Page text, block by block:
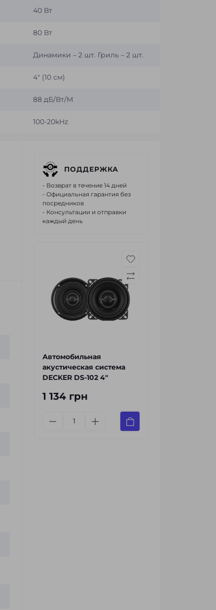
40 Вт
80 Вт
Динамики – 2 шт. Гриль – 2 шт.
4″ (10 см)
88 дБ/Вт/М
100-20kHz
ПОДДЕРЖКА
- Возврат в течение 14 дней
- Официальная гарантия без
посредников
- Консультации и отправки
каждый день
Автомобильная
акустическая система
DECKER DS-102 4″
1 134 грн